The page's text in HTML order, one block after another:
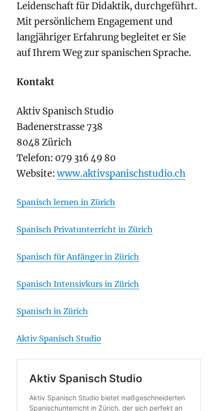
Leidenschaft für Didaktik, durchgeführt.
Mit persönlichem Engagement und
langjähriger Erfahrung begleitet er Sie
auf Ihrem Weg zur spanischen Sprache.
Kontakt
Aktiv Spanisch Studio
Badenerstrasse 738
8048 Zürich
Telefon: 079 316 49 80
Website:www.aktivspanischstudio.ch
Spanisch lernen in Zürich
Spanisch Privatunterricht in Zürich
Spanisch für Anfänger in Zürich
Spanisch Intensivkurs in Zürich
Spanisch in Zürich
Aktiv Spanisch Studio